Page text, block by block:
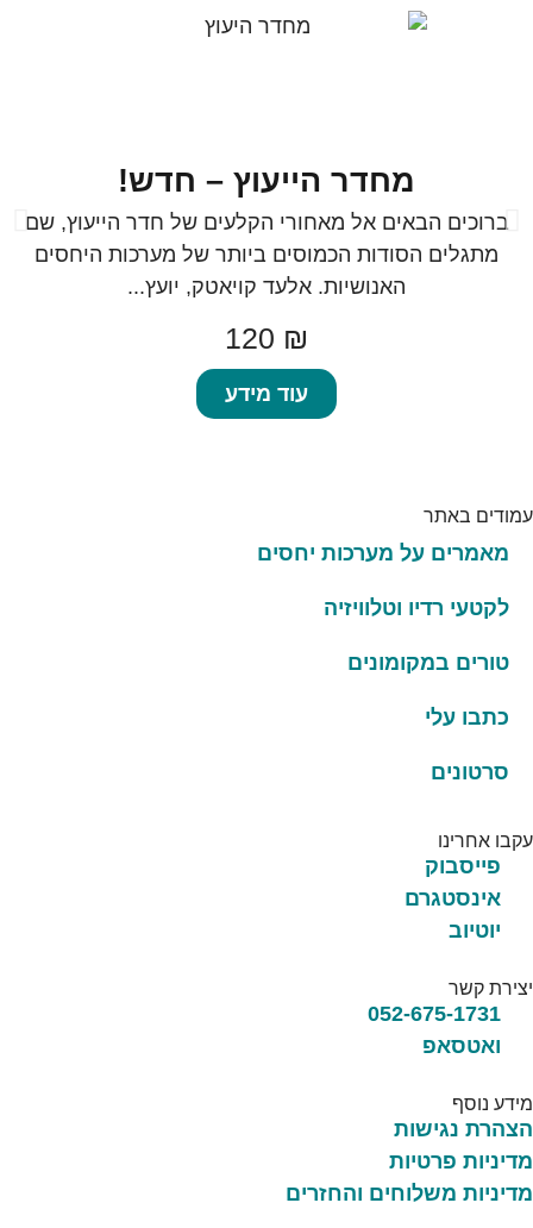
מחדר הייעוץ – חדש!
ברוכים הבאים אל מאחורי הקלעים של חדר הייעוץ, שם
מתגלים הסודות הכמוסים ביותר של מערכות היחסים
האנושיות. אלעד קויאטק, יועץ...
120 ₪
עוד מידע
עמודים באתר
מאמרים על מערכות יחסים
לקטעי רדיו וטלוויזיה
טורים במקומונים
כתבו עלי
סרטונים
עקבו אחרינו
פייסבוק
אינסטגרם
יוטיוב
יצירת קשר
052-675-1731
ואטסאפ
מידע נוסף
הצהרת נגישות
מדיניות פרטיות
מדיניות משלוחים והחזרים